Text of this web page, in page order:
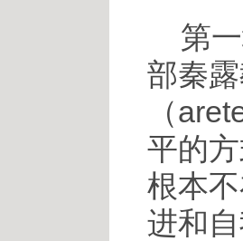
第
部秦
（
平的
根本
进和